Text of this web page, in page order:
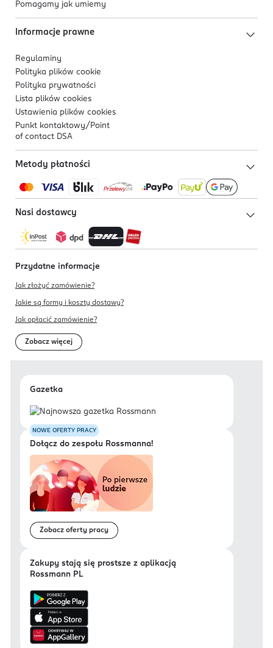
Pomagamy jak umiemy
Informacje prawne
Regulaminy
Polityka plików cookie
Polityka prywatności
Lista plików cookies
Ustawienia plików cookies
Punkt kontaktowy/ Point
of contact DSA
Metody płatności
Nasi dostawcy
Przydatne informacje
Jak złożyć zamówienie?
Jakie są formy i koszty dostawy?
Jak opłacić zamówienie?
Zobacz więcej
Gazetka
NOWE OFERTY PRACY
Dołącz do zespołu Rossmanna!
Zobacz oferty pracy
Zakupy stają się prostsze z aplikacją
Rossmann PL